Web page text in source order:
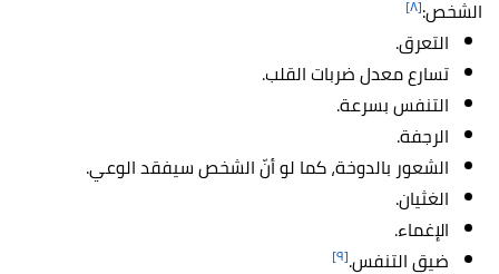
الشخص:[٨]
التعرق.
تسارع معدل ضربات القلب.
التنفس بسرعة.
الرجفة.
الشعور بالدوخة، كما لو أنّ الشخص سيفقد الوعي.
الغثيان.
الإغماء.
ضيق التنفس.[٩]